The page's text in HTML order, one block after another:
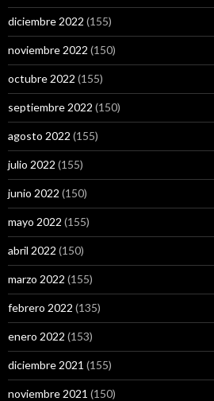
diciembre 2022 (155)
noviembre 2022 (150)
octubre 2022 (155)
septiembre 2022 (150)
agosto 2022 (155)
julio 2022 (155)
junio 2022 (150)
mayo 2022 (155)
abril 2022 (150)
marzo 2022 (155)
febrero 2022 (135)
enero 2022 (153)
diciembre 2021 (155)
noviembre 2021 (150)